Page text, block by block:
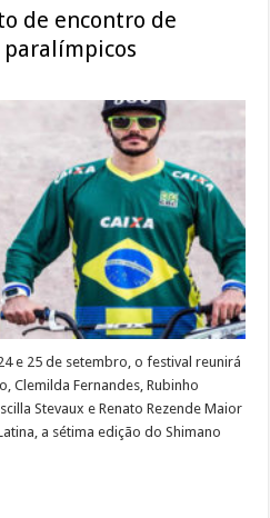
de encontro de
e 25 de setembro, o festival reunirá
Clemilda Fernandes, Rubinho
Stevaux e Renato Rezende Maior
a sétima edição do Shimano